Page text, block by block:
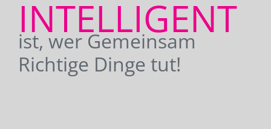
INTELLIGENT
ist, wer Gemeinsam
Richtige Dinge tut!